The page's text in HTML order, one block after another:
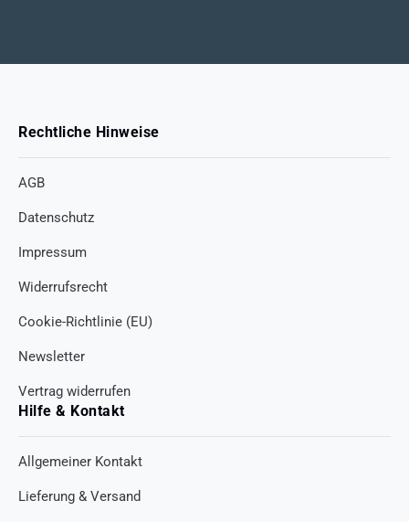
Rechtliche Hinweise
AGB
Datenschutz
Impressum
Widerrufsrecht
Cookie-Richtlinie (EU)
Newsletter
Vertrag widerrufen
Hilfe & Kontakt
Allgemeiner Kontakt
Lieferung & Versand